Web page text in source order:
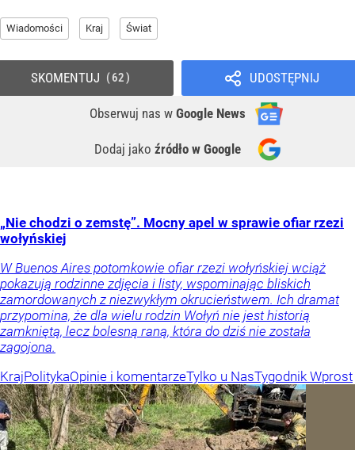
Wiadomości Kraj Świat
UDOSTĘPNIJ
Obserwuj nas w Google News
Dodaj jako źródło w Google
SKOMENTUJ 62
„Nie chodzi o zemstę”. Mocny apel w sprawie ofiar rzezi
wołyńskiej
W Buenos Aires potomkowie ofiar rzezi wołyńskiej wciąż
pokazują rodzinne zdjęcia i listy, wspominając bliskich
zamordowanych z niezwykłym okrucieństwem. Ich dramat
przypomina, że dla wielu rodzin Wołyń nie jest historią
zamkniętą, lecz bolesną raną, która do dziś nie została
zagojona.
KrajPolitykaOpinie i komentarzeTylko u NasTygodnik Wprost